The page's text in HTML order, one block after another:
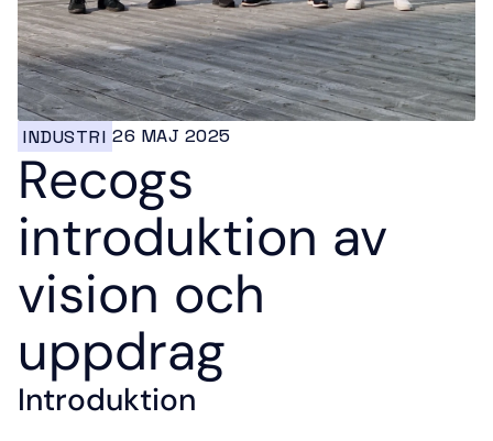
INDUSTRI 26 MAJ 2025
Recogs
introduktion av
vision och
uppdrag
Introduktion